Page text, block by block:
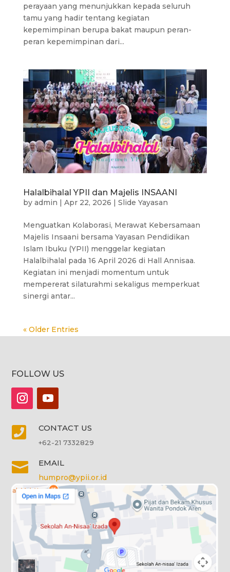
perayaan yang menunjukkan kepada seluruh
tamu yang hadir tentang kegiatan
kepemimpinan berupa bakat maupun peran-
peran kepemimpinan dari...
Halalbihalal YPII dan Majelis INSAANI
by admin | Apr 22, 2026 | Slide Yayasan
Menguatkan Kolaborasi, Merawat Kebersamaan
Majelis Insaani bersama Yayasan Pendidikan
Islam Ibuku (YPII) menggelar kegiatan
Halalbihalal pada 16 April 2026 di Hall Annisaa.
Kegiatan ini menjadi momentum untuk
mempererat silaturahmi sekaligus memperkuat
sinergi antar...
« Older Entries
FOLLOW US
 CONTACT US
+62-21 7332829
 EMAIL
humpro@ypii.or.id